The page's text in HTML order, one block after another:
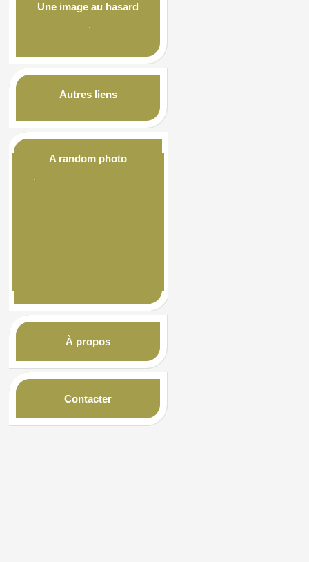
Une image au hasard
Autres liens
A random photo
À propos
Contacter